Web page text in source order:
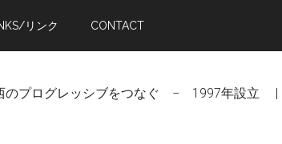
リンク CONTACT
のプログレッシブをつなぐ − 1997年設立 |